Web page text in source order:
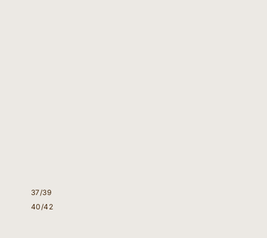
37/39
40/42